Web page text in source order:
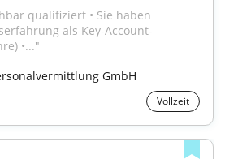
qualifiziert • Sie haben
als Key-Account-
•..."
GmbH
Vollzeit